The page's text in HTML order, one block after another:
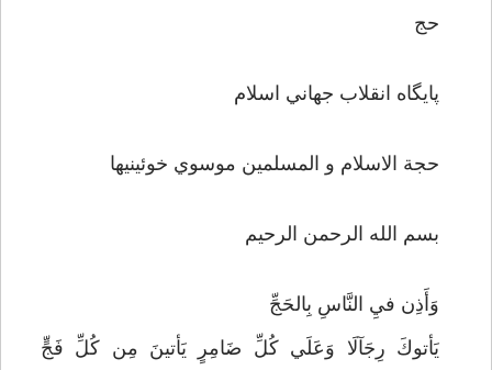
حج
پايگاه انقلاب جهاني اسلام
حجة الاسلام و المسلمين موسوي خوئيني­ها
بسم الله الرحمن الرحيم
وَ‌أَذِن فيِ النَّاسِ بِالحَجِّ
يَأتوكَ رِجَآلَا وَ‌عَلَي كُلِّ ضَامِرٍ يَأتينَ مِن كُلِّ فَجٍّ